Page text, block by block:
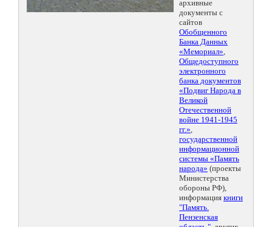
архивные
документы с
сайтов
Обобщенного
Банка Данных
«Мемориал»,
Общедоступного
электронного
банка документов
«Подвиг Народа в
Великой
Отечественной
войне 1941-1945
гг.»,
государственной
информационной
системы «Память
народа» (проекты
Министерства
обороны РФ),
информация книги
"Память.
Пензенская